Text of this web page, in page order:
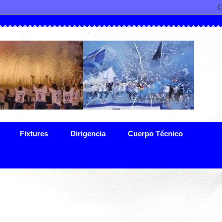
Fixtures Dirigencia Cuerpo Técnico